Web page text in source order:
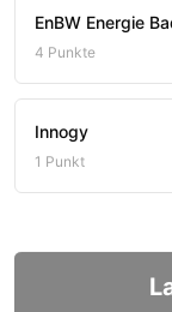
EnBW Energie
4 Punkte
Innogy
1 Punkt